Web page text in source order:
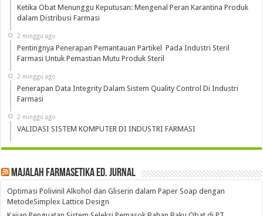
Ketika Obat Menunggu Keputusan: Mengenal Peran Karantina Produk
dalam Distribusi Farmasi
2 minggu ago
Pentingnya Penerapan Pemantauan Partikel Pada Industri Steril
Farmasi Untuk Pemastian Mutu Produk Steril
2 minggu ago
Penerapan Data Integrity Dalam Sistem Quality Control Di Industri
Farmasi
2 minggu ago
VALIDASI SISTEM KOMPUTER DI INDUSTRI FARMASI
Majalah Farmasetika Ed. Jurnal
Optimasi Polivinil Alkohol dan Gliserin dalam Paper Soap dengan
MetodeSimplex Lattice Design